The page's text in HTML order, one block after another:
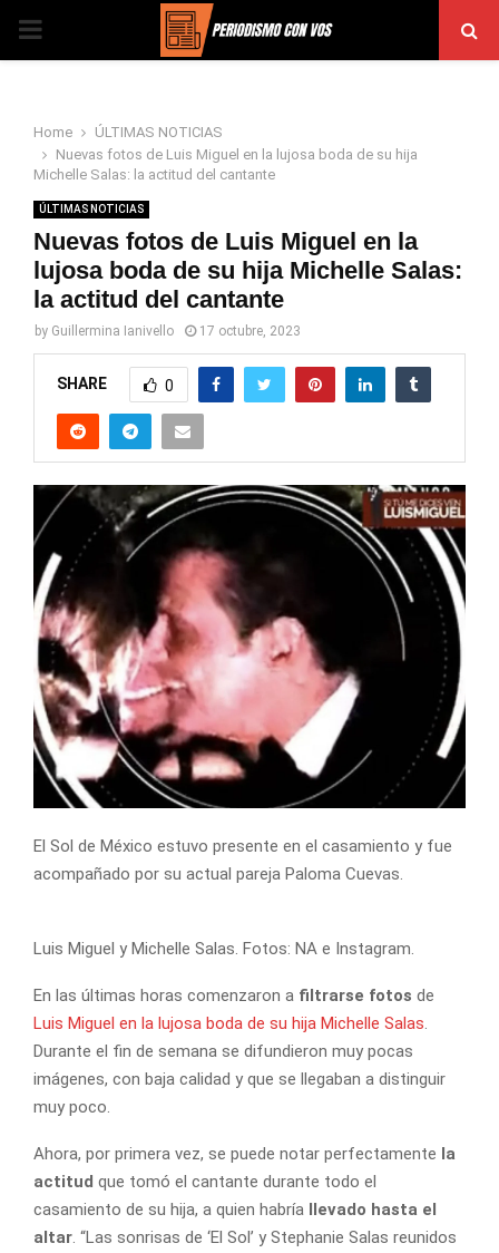
PRIMARY
Home
ÚLTIMAS NOTICIAS
Nuevas fotos de Luis Miguel en la lujosa boda de su hija
Michelle Salas: la actitud del cantante
ÚLTIMAS NOTICIAS
Nuevas fotos de Luis Miguel en la
lujosa boda de su hija Michelle Salas:
la actitud del cantante
by Guillermina Ianivello 17 octubre, 2023
SHARE 0
El Sol de México estuvo presente en el casamiento y fue
acompañado por su actual pareja Paloma Cuevas.
Luis Miguel y Michelle Salas. Fotos: NA e Instagram.
En las últimas horas comenzaron a filtrarse fotos de
Luis Miguel en la lujosa boda de su hija Michelle Salas.
Durante el fin de semana se difundieron muy pocas
imágenes, con baja calidad y que se llegaban a distinguir
muy poco.
Ahora, por primera vez, se puede notar perfectamente la
actitud que tomó el cantante durante todo el
casamiento de su hija, a quien habría llevado hasta el
altar. “Las sonrisas de ‘El Sol’ y Stephanie Salas reunidos